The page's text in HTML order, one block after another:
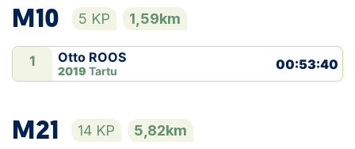
Suletud maastikud
Püsirajad
Koolitused
M10 5 KP 1,59km
1 Otto ROOS
2019 Tartu 00:53:40
M21 14 KP 5,82km